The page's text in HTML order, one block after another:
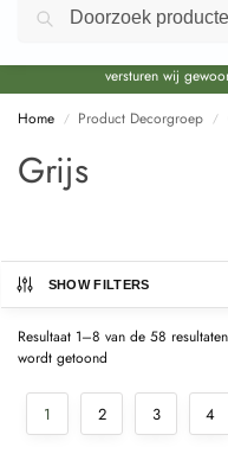
Door de bouwvakperiode
levertijd van circa 3-4
versturen wij
Home / Product Decorgroep /
Grijs
SHOW FILTERS
Resultaat 1–8 van de 58 resultaten
wordt getoond
1 2 3 4